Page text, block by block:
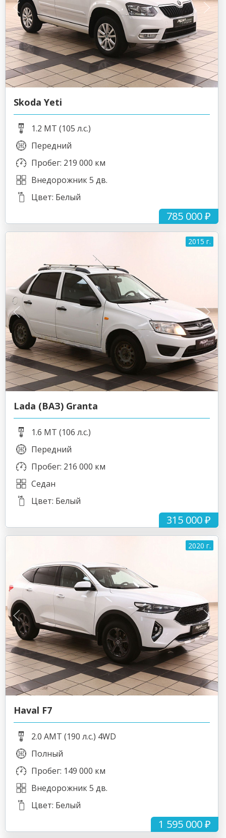
785 000 ₽
Skoda Yeti
1.2 MT (105 л.с.)
Передний
Пробег: 219 000 км
Внедорожник 5 дв.
Цвет: Белый
2015 г.
315 000 ₽
Lada (ВАЗ) Granta
1.6 MT (106 л.с.)
Передний
Пробег: 216 000 км
Седан
Цвет: Белый
2020 г.
1 595 000 ₽
Haval F7
2.0 AMT (190 л.с.) 4WD
Полный
Пробег: 149 000 км
Внедорожник 5 дв.
Цвет: Белый